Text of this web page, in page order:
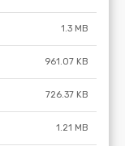
1.3 MB
961.07 KB
726.37 KB
1.21 MB